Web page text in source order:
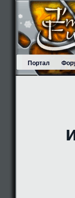
Портал